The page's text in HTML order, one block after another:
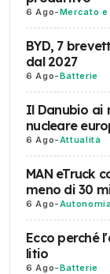
6 Ago-Mercato
BYD, 7
dal 2027
6 Ago-Batterie
Il Danubio ai
nucleare
6 Ago-Attualità
MAN eTruck
meno di 30
6 Ago-
Ecco perché
litio
6 Ago-Batterie